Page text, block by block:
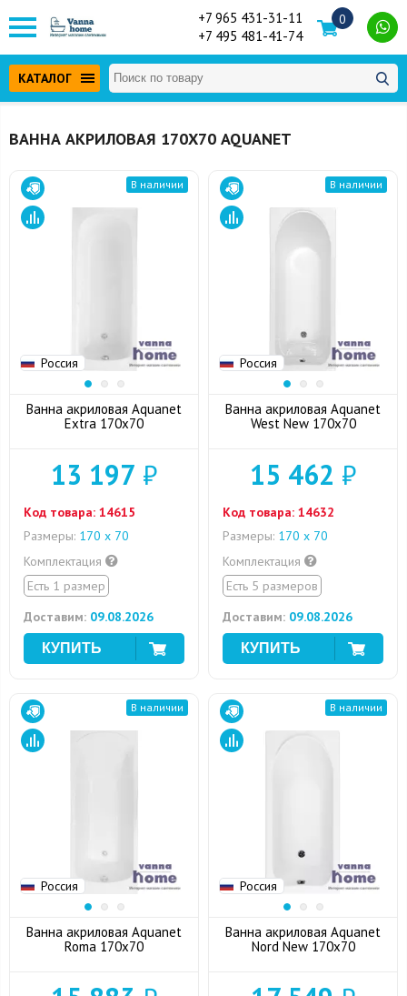
+7 965 431-31-11
+7 495 481-41-74
0
КАТАЛОГ
ВАННА АКРИЛОВАЯ 170Х70 AQUANET
Россия
В наличии
Ванна акриловая Aquanet
Extra 170x70
13 197 ₽
Код товара: 14615
Размеры: 170 х 70
Комплектация
Есть 1 размер
Доставим: 09.08.2026
Россия
В наличии
Ванна акриловая Aquanet
West New 170x70
15 462 ₽
Код товара: 14632
Размеры: 170 х 70
Комплектация
Есть 5 размеров
Доставим: 09.08.2026
Россия
В наличии
Ванна акриловая Aquanet
Roma 170x70
Россия
В наличии
Ванна акриловая Aquanet
Nord New 170x70